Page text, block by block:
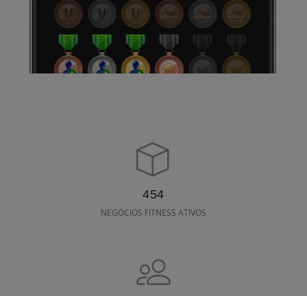
717
NEGÓCIOS FITNESS ATIVOS